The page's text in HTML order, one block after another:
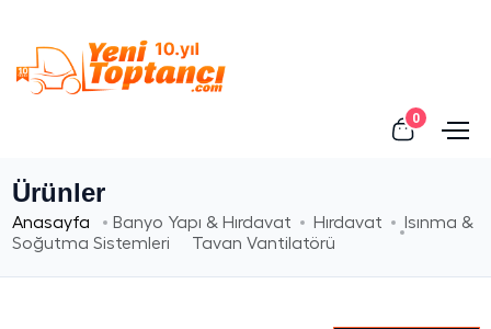
0
Ürünler
Anasayfa Banyo Yapı & Hırdavat Hırdavat
Isınma &
Soğutma Sistemleri
Tavan Vantilatörü